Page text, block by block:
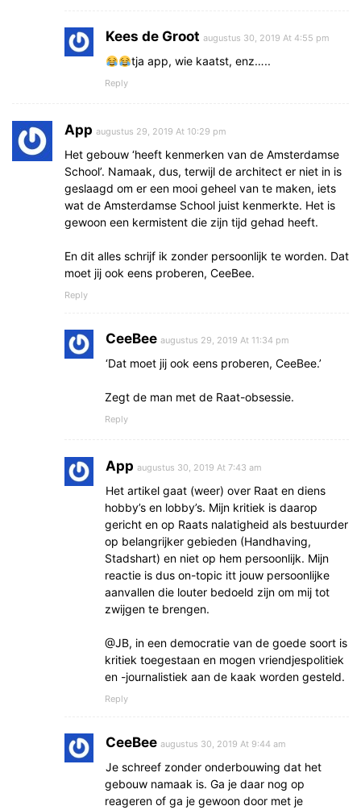
Kees de Groot augustus 30, 2019 At 4:55 pm
tja app, wie kaatst, enz…..
Reply
App augustus 29, 2019 At 10:29 pm
Het gebouw ‘heeft kenmerken van de Amsterdamse
School’. Namaak, dus, terwijl de architect er niet in is
geslaagd om er een mooi geheel van te maken, iets
wat de Amsterdamse School juist kenmerkte. Het is
gewoon een kermistent die zijn tijd gehad heeft.
En dit alles schrijf ik zonder persoonlijk te worden. Dat
moet jij ook eens proberen, CeeBee.
Reply
CeeBee augustus 29, 2019 At 11:34 pm
‘Dat moet jij ook eens proberen, CeeBee.’
Zegt de man met de Raat-obsessie.
Reply
App augustus 30, 2019 At 7:43 am
Het artikel gaat (weer) over Raat en diens
hobby’s en lobby’s. Mijn kritiek is daarop
gericht en op Raats nalatigheid als bestuurder
op belangrijker gebieden (Handhaving,
Stadshart) en niet op hem persoonlijk. Mijn
reactie is dus on-topic itt jouw persoonlijke
aanvallen die louter bedoeld zijn om mij tot
zwijgen te brengen.
@JB, in een democratie van de goede soort is
kritiek toegestaan en mogen vriendjespolitiek
en -journalistiek aan de kaak worden gesteld.
Reply
CeeBee augustus 30, 2019 At 9:44 am
Je schreef zonder onderbouwing dat het
gebouw namaak is. Ga je daar nog op
reageren of ga je gewoon door met je